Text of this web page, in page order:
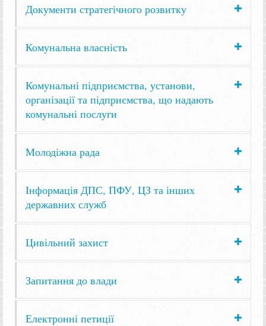
Документи стратегічного розвитку
Комунальна власність
Комунальні підприємства, установи,
організації та підприємства, що надають
комунальні послуги
Молодіжна рада
Інформація ДПС, ПФУ, ЦЗ та інших
державних служб
Цивільний захист
Запитання до влади
Електронні петиції